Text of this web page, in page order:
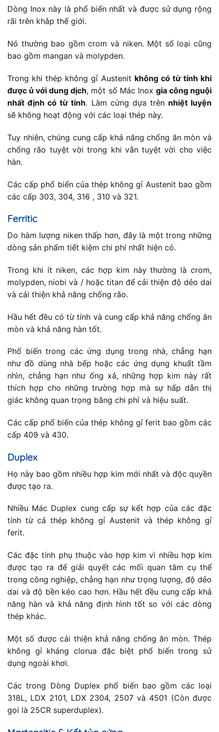
Dòng Inox này là phổ biến nhất và được sử dụng rộng
rãi trên khắp thế giới.
Nó thường bao gồm crom và niken. Một số loại cũng
bao gồm mangan và molypden.
Trong khi thép không gỉ Austenit không có từ tính khi
được ủ với dung dịch, một số Mác Inox gia công nguội
nhất định có từ tính. Làm cứng dựa trên nhiệt luyện
sẽ không hoạt động với các loại thép này.
Tuy nhiên, chúng cung cấp khả năng chống ăn mòn và
chống rão tuyệt vời trong khi vẫn tuyệt vời cho việc
hàn.
Các cấp phổ biến của thép không gỉ Austenit bao gồm
các cấp 303, 304, 316 , 310 và 321.
Ferritic
Do hàm lượng niken thấp hơn, đây là một trong những
dòng sản phẩm tiết kiệm chi phí nhất hiện có.
Trong khi ít niken, các hợp kim này thường là crom,
molypden, niobi và / hoặc titan để cải thiện độ dẻo dai
và cải thiện khả năng chống rão.
Hầu hết đều có từ tính và cung cấp khả năng chống ăn
mòn và khả năng hàn tốt.
Phổ biến trong các ứng dụng trong nhà, chẳng hạn
như đồ dùng nhà bếp hoặc các ứng dụng khuất tầm
nhìn, chẳng hạn như ống xả, những hợp kim này rất
thích hợp cho những trường hợp mà sự hấp dẫn thị
giác không quan trọng bằng chi phí và hiệu suất.
Các cấp phổ biến của thép không gỉ ferit bao gồm các
cấp 409 và 430.
Duplex
Họ này bao gồm nhiều hợp kim mới nhất và độc quyền
được tạo ra.
Nhiều Mác Duplex cung cấp sự kết hợp của các đặc
tính từ cả thép không gỉ Austenit và thép không gỉ
ferit.
Các đặc tính phụ thuộc vào hợp kim vì nhiều hợp kim
được tạo ra để giải quyết các mối quan tâm cụ thể
trong công nghiệp, chẳng hạn như trọng lượng, độ dẻo
dai và độ bền kéo cao hơn. Hầu hết đều cung cấp khả
năng hàn và khả năng định hình tốt so với các dòng
thép khác.
Một số được cải thiện khả năng chống ăn mòn. Thép
không gỉ kháng clorua đặc biệt phổ biến trong sử
dụng ngoài khơi.
Các trong Dòng Duplex phổ biến bao gồm các loại
318L, LDX 2101, LDX 2304, 2507 và 4501 (Còn được
gọi là 25CR superduplex).